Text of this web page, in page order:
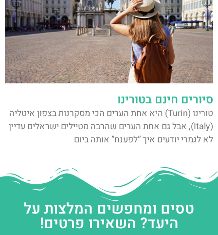
סיורים חינם בטורינו
טורינו (Turin) היא אחת הערים הכי מסקרנות בצפון איטליה
(Italy), אבל גם אחת הערים שהרבה מטיילים ישראלים עדיין
לא לגמרי יודעים איך “לפענח” אותה ביום
טסים ומחפשים המלצות על
היעד? השאירו פרטים!